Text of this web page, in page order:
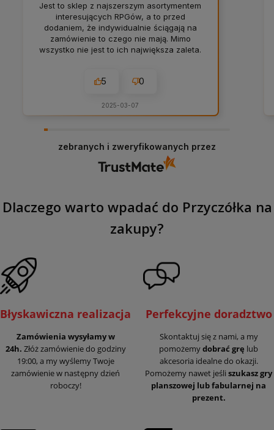
Jest to sklep z najszerszym asortymentem
interesujących RPGów, a to przed
dodaniem, że indywidualnie ściągają na
zamówienie to czego nie mają. Mimo
wszystko nie jest to ich największa zaleta.
promocjami. Największa zaletą jest
Dedykacja na zamówieniu, rozmowa z
klientami przy obsłudze zamówień także
internetowych, błyskawiczne odpowiedzi,
najlepszym sklepem. Z czystym sumieniem
poleciłbym Przyczółek każdemu. A no i
czas realizacji, wybór płatności,
eCommercie też są na najwyższym
poziomie. Widać, że w pytaniu na czym
chcesz się skupić tworząc ten sklep
właściciele odpowiedzieli „tak”.
5 0
2025-03-07
zebranych i zweryfikowanych przez
Dlaczego warto wpadać do Przyczółka na
zakupy?
Błyskawiczna realizacja
Zamówienia wysyłamy w
24h. Złóż zamówienie do godziny
19:00, a my wyślemy Twoje
zamówienie w następny dzień
roboczy!
Perfekcyjne doradztwo
Skontaktuj się z nami, a my
pomożemydobrać grę lub
akcesoria idealne do okazji.
Pomożemy nawet jeśli szukasz gry
planszowej lub fabularnej na
prezent.